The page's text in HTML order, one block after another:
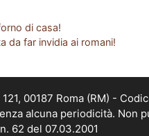
di casa!
da far invidia ai romani!
00187 Roma (RM) -
alcuna periodicità.
62 del 07.03.2001